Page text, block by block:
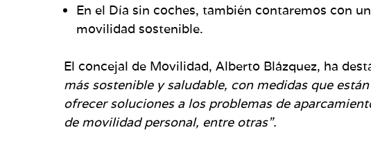
En el Día sin coches, también contaremos con
movilidad sostenible.
El concejal de Movilidad, Alberto Blázquez, ha
más sostenible y saludable, con medidas que
ofrecer soluciones a los problemas de
de movilidad personal, entre otras”.